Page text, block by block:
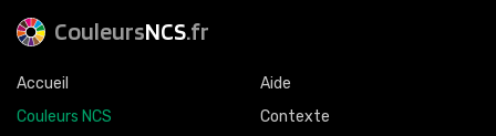
CouleursNCS.fr
Accueil
Couleurs NCS
Aide
Contexte